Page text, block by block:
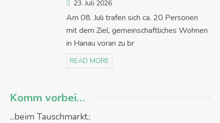
23. Juli 2026
Am 08. Juli trafen sich ca. 20 Personen
mit dem Ziel, gemeinschaftliches Wohnen
in Hanau voran zu br
READ MORE
Komm vorbei…
...beim Tauschmarkt.: